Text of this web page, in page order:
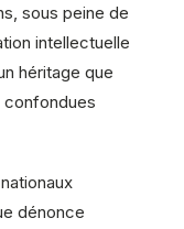
sous peine de
intellectuelle
héritage que
confondues
dénonce